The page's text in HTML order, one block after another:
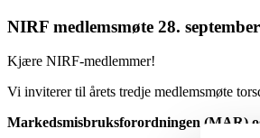
NIRF medlemsmøte 28.
Kjære NIRF-medlemmer!
Vi inviterer til årets tredje medlemsmøte
Markedsmisbruksforordningen (MAR)